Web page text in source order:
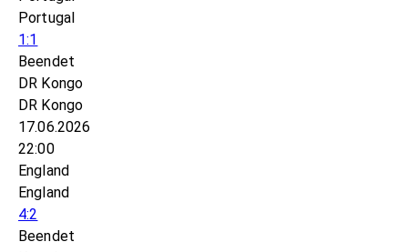
Portugal
1:1
Beendet
DR Kongo
DR Kongo
17.06.2026
22:00
England
England
4:2
Beendet